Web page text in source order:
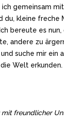
gemeinsam
du, kleine freche
bereute es
andere zu
suche mir ein
Welt erkunden.
mit freundlicher